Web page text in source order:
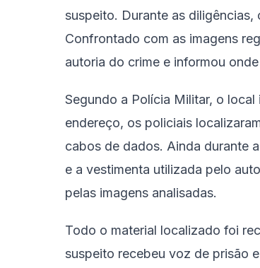
suspeito. Durante as
Confrontado com as imagens
autoria do crime e informou
Segundo a Polícia Militar, o
endereço, os policiais
cabos de dados. Ainda durante
e a vestimenta utilizada pelo
pelas imagens analisadas.
Todo o material localizado foi
suspeito recebeu voz de prisão